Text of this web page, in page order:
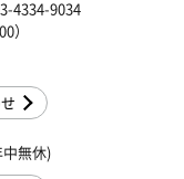
4334-9034
）
無休)